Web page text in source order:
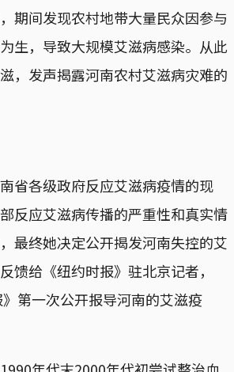
期间发现农村地带大量民众因参与
生，导致大规模艾滋病感染。从此
，发声揭露河南农村艾滋病灾难的
省各级政府反应艾滋病疫情的现
反应艾滋病传播的严重性和真实情
最终她决定公开揭发河南失控的艾
馈给《纽约时报》驻北京记者，
第一次公开报导河南的艾滋疫